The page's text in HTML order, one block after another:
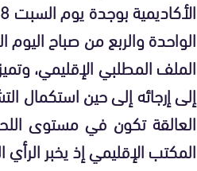
الملف المطلبي الإقليمي،
إلى إرجائه إلى حين استكمال
العالقة تكون في مستوى
المكتب الإقليمي إذ يخبر